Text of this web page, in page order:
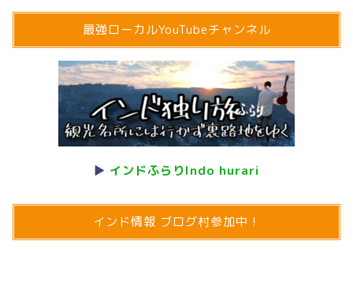
最強ローカルYouTubeチャンネル
▶ インドふらりIndo hurari
インド情報 ブログ村参加中！